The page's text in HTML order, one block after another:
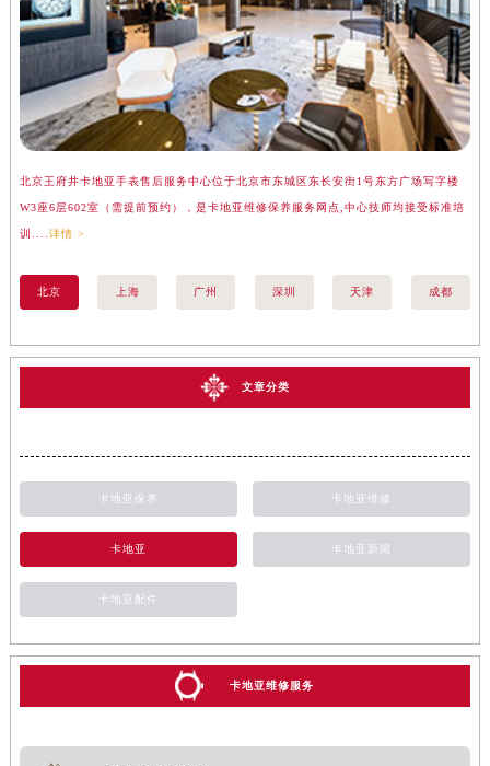
北京王府井卡地亚手表售后服务中心位于北京市东城区东长安街1号东方广场写字楼
W3座6层602室（需提前预约），是卡地亚维修保养服务网点,中心技师均接受标准培
训....详情 >
北京 上海 广州 深圳 天津 成都
文章分类
卡地亚保养 卡地亚维修
卡地亚 卡地亚新闻
卡地亚配件
卡地亚维修服务